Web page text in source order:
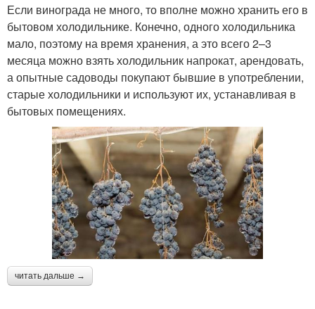
Если винограда не много, то вполне можно хранить его в
бытовом холодильнике. Конечно, одного холодильника
мало, поэтому на время хранения, а это всего 2–3
месяца можно взять холодильник напрокат, арендовать,
а опытные садоводы покупают бывшие в употреблении,
старые холодильники и используют их, устанавливая в
бытовых помещениях.
читать дальше →